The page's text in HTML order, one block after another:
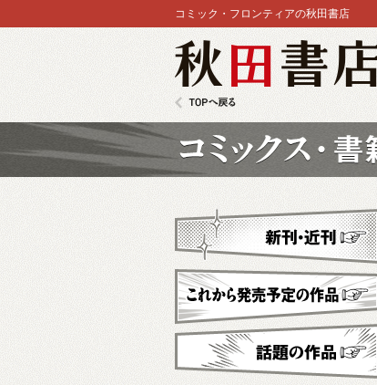
コミック・フロンティアの秋田書店
新刊・近刊
これから発売予定